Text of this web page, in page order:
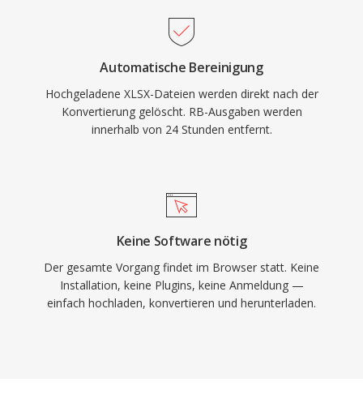
Automatische Bereinigung
Hochgeladene XLSX-Dateien werden direkt nach der
Konvertierung gelöscht. RB-Ausgaben werden
innerhalb von 24 Stunden entfernt.
Keine Software nötig
Der gesamte Vorgang findet im Browser statt. Keine
Installation, keine Plugins, keine Anmeldung —
einfach hochladen, konvertieren und herunterladen.